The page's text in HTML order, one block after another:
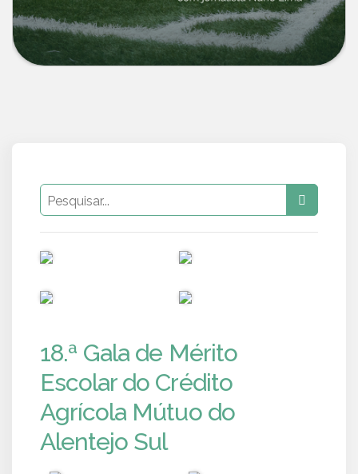
18.ª Gala de Mérito
Escolar do Crédito
Agrícola Mútuo do
Alentejo Sul